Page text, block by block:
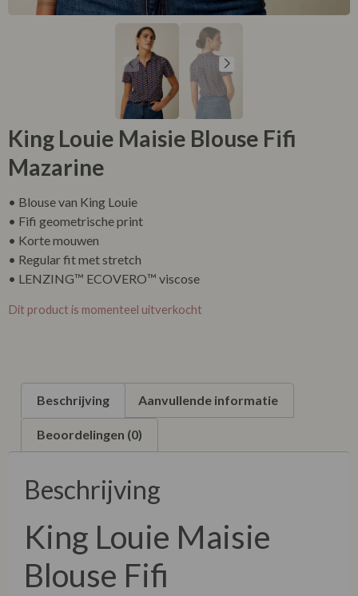
King Louie Maisie Blouse Fifi
Mazarine
• Blouse van King Louie
• Fifi geometrische print
• Korte mouwen
• Regular fit met stretch
• LENZING™ ECOVERO™ viscose
Dit product is momenteel uitverkocht
Beschrijving Aanvullende informatie
Beoordelingen (0)
Beschrijving
King Louie Maisie
Blouse Fifi